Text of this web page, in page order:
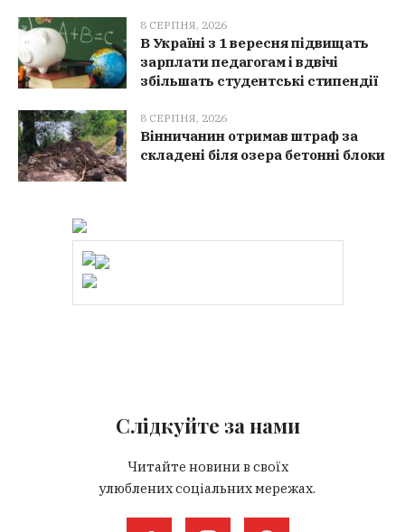
8 СЕРПНЯ, 2026
В Україні з 1 вересня підвищать
зарплати педагогам і вдвічі
збільшать студентські стипендії
8 СЕРПНЯ, 2026
Вінничанин отримав штраф за
складені біля озера бетонні блоки
Слідкуйте за нами
Читайте новини в своїх
улюблених соціальних мережах.